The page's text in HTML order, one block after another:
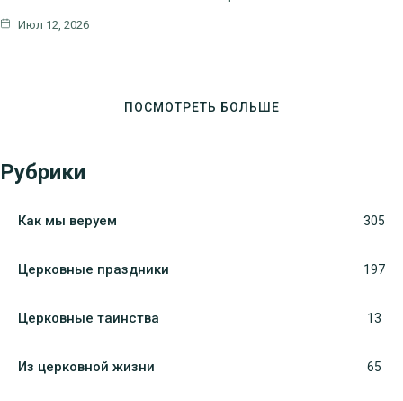
Июл 12, 2026
ПОСМОТРЕТЬ БОЛЬШЕ
Рубрики
Как мы веруем 305
Церковные праздники 197
Церковные таинства 13
Из церковной жизни 65